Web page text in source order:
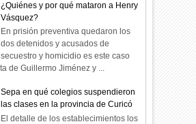
¿Quiénes y por qué mataron a Henry
Vásquez?
En prisión preventiva quedaron los
dos detenidos y acusados de
secuestro y homicidio es este caso
de Guillermo Jiménez y ...
Sepa en qué colegios suspendieron
las clases en la provincia de Curicó
El detalle de los establecimientos los